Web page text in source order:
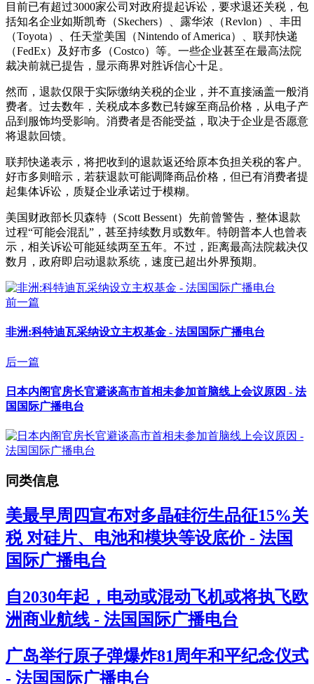
目前已有超过3000家公司对政府提起诉讼，要求退还关税，包
括知名企业如斯凯奇（Skechers）、露华浓（Revlon）、丰田
（Toyota）、任天堂美国（Nintendo of America）、联邦快递
（FedEx）及好市多（Costco）等。一些企业甚至在最高法院
裁决前就已提告，显示商界对胜诉信心十足。
然而，退款仅限于实际缴纳关税的企业，并不直接涵盖一般消
费者。过去数年，关税成本多数已转嫁至商品价格，从电子产
品到服饰均受影响。消费者是否能受益，取决于企业是否愿意
将退款回馈。
联邦快递表示，将把收到的退款返还给原本负担关税的客户。
好市多则暗示，若获退款可能调降商品价格，但已有消费者提
起集体诉讼，质疑企业承诺过于模糊。
美国财政部长贝森特（Scott Bessent）先前曾警告，整体退款
过程“可能会混乱”，甚至持续数月或数年。特朗普本人也曾表
示，相关诉讼可能延续两至五年。不过，距离最高法院裁决仅
数月，政府即启动退款系统，速度已超出外界预期。
前一篇
非洲:科特迪瓦采纳设立主权基金 - 法国国际广播电台
后一篇
日本内阁官房长官避谈高市首相未参加首脑线上会议原因 - 法
国国际广播电台
同类信息
美最早周四宣布对多晶硅衍生品征15%关
税 对硅片、电池和模块等设底价 - 法国
国际广播电台
自2030年起，电动或混动飞机或将执飞欧
洲商业航线 - 法国国际广播电台
广岛举行原子弹爆炸81周年和平纪念仪式
- 法国国际广播电台